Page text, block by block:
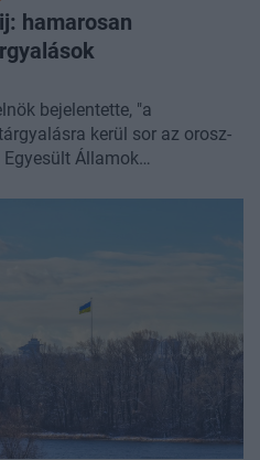
feleknek kell
elnök az este kétnapos
húsvétra. Cikkünk
hamarosan
bejelentette, "a
kerül sor az orosz-
Államok